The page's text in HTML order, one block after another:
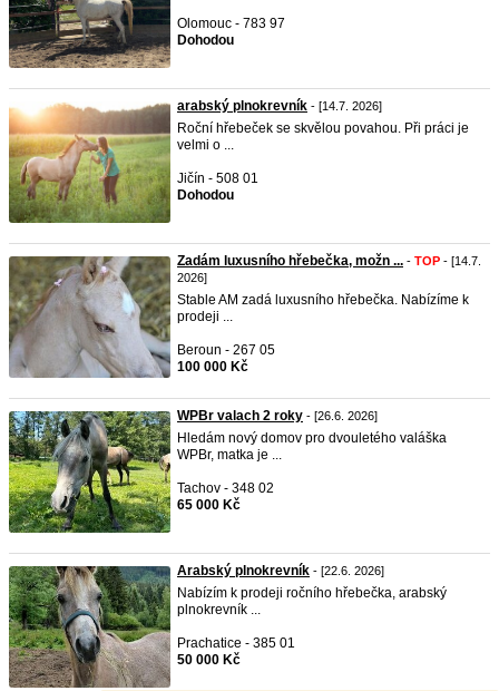
Olomouc - 783 97
Dohodou
arabský plnokrevník - [14.7. 2026]
Roční hřebeček se skvělou povahou. Při práci je
velmi o ...
Jičín - 508 01
Dohodou
Zadám luxusního hřebečka, možn ... - TOP - [14.7.
2026]
Stable AM zadá luxusního hřebečka. Nabízíme k
prodeji ...
Beroun - 267 05
100 000 Kč
WPBr valach 2 roky - [26.6. 2026]
Hledám nový domov pro dvouletého valáška
WPBr, matka je ...
Tachov - 348 02
65 000 Kč
Arabský plnokrevník - [22.6. 2026]
Nabízím k prodeji ročního hřebečka, arabský
plnokrevník ...
Prachatice - 385 01
50 000 Kč